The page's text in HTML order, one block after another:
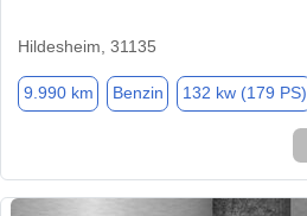
Hildesheim, 31135
9.990 km Benzin 132 kw (179 PS)